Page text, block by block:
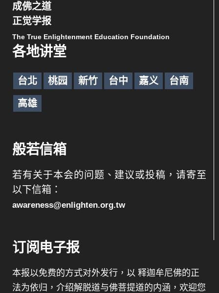
成佛之道
正觉学报
The True Enlightenment Education Foundation
各地讲堂
台北 桃园 新竹 台中 嘉义 台南
高雄
般若信箱
若有关于本会的问题、建议或投稿，请寄至
以下信箱：
awareness@enlighten.org.tw
订阅电子报
本报以免费的方式对外发行，以 释迦牟尼佛的正
法为依归，介绍解脱道与佛菩提道的内涵，欢迎您